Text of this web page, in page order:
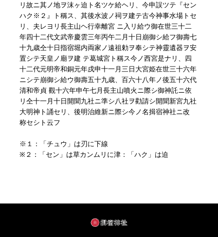
リ故ニ其ノ地ヲ沫ヶ迫ト名ツケ給ヘリ、今申誤ツテ『セン
ハク※２』ト稱ス、其後水波ノ祠ヲ建テ古今神事水場トセ
リ、夫レヨリ長主山ヘ行幸離宮 ニ入リ給ウ御在世三十二
年四十二代文武帝慶雲三年丙午二月十日崩御シ給フ御壽七
十九歳仝十日指宿堀内両家ノ遠祖勅ヲ奉シテ神靈遺器ヲ安
置シテ天皇ノ廟ヲ建 テ葛城宮ト稱ス今ノ西宮是ナリ、四
十二代元明帝和銅元年戌申十一月三日大宮姫在世三十六年
ニシテ崩御シ給ウ御壽五十九歳、百六十八年ノ後五十六代
清和帝貞 觀十六年申午七月長主山噴火ニ際シ御神託ニ依
リ仝十一月十日開聞九社ニ準シ八社ヲ勸請シ開聞新宮九社
大明神ト誦セリ、後明治維新ニ際シ今ノ名揖宿神社ニ改
称セシト云フ
※１：「チュウ」は刃に下線
※２：「セン」は草カンムリに津：「ハク」は迫